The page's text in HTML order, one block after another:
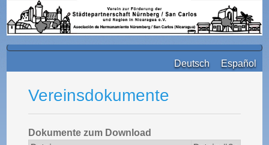
Deutsch Español
Vereinsdokumente
Dokumente zum Download